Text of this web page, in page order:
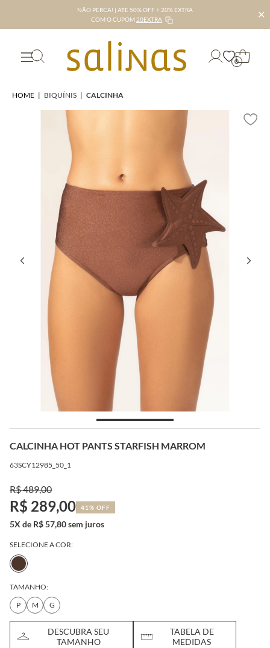
NÃO PERCA! | ATÉ 50% OFF + 20% EXTRA
COM O CUPOM 20EXTRA ✕
0
HOME | BIQUÍNIS | CALCINHA
CALCINHA HOT PANTS STARFISH MARROM
63SCY12985_50_1
R$ 489,00
R$ 289,00 41% OFF
5X de R$ 57,80 sem juros
SELECIONE A COR:
TAMANHO:
P
M G
DESCUBRA SEU
TAMANHO
TABELA DE
MEDIDAS